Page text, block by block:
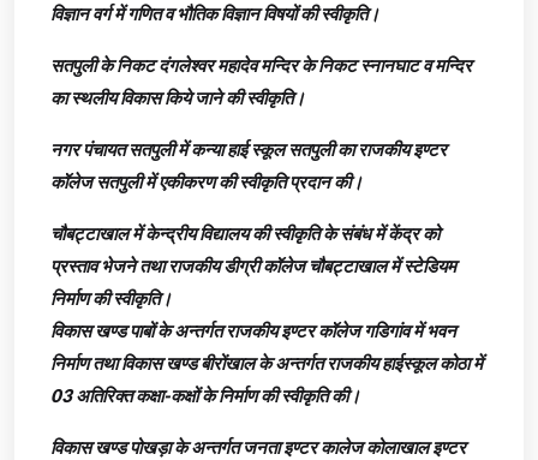
विज्ञान वर्ग में गणित व भौतिक विज्ञान विषयों की स्वीकृति।
सतपुली के निकट दंगलेश्वर महादेव मन्दिर के निकट स्नानघाट व मन्दिर
का स्थलीय विकास किये जाने की स्वीकृति।
नगर पंचायत सतपुली में कन्या हाई स्कूल सतपुली का राजकीय इण्टर
कॉलेज सतपुली में एकीकरण की स्वीकृति प्रदान की।
चौबट्टाखाल में केन्द्रीय विद्यालय की स्वीकृति के संबंध में केंद्र को
प्रस्ताव भेजने तथा राजकीय डीग्री कॉलेज चौबट्टाखाल में स्टेडियम
निर्माण की स्वीकृति।
विकास खण्ड पाबों के अन्तर्गत राजकीय इण्टर कॉलेज गडिगांव में भवन
निर्माण तथा विकास खण्ड बीरोंखाल के अन्तर्गत राजकीय हाईस्कूल कोठा में
03 अतिरिक्त कक्षा-कक्षों के निर्माण की स्वीकृति की।
विकास खण्ड पोखड़ा के अन्तर्गत जनता इण्टर कालेज कोलाखाल इण्टर